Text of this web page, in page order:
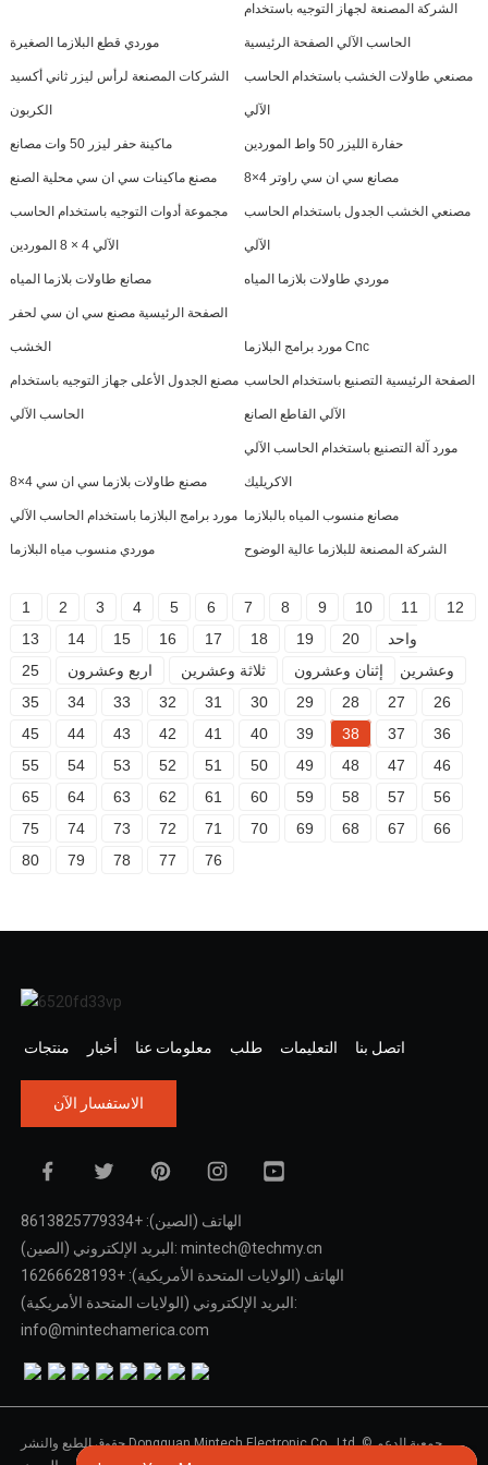
موردي قطع البلازما الصغيرة
الشركة المصنعة لجهاز التوجيه باستخدام
الحاسب الآلي الصفحة الرئيسية
الشركات المصنعة لرأس ليزر ثاني أكسيد
الكربون
مصنعي طاولات الخشب باستخدام الحاسب
الآلي
ماكينة حفر ليزر 50 وات مصانع حفارة الليزر 50 واط الموردين
مصنع ماكينات سي ان سي محلية الصنع مصانع سي ان سي راوتر 4×8
مجموعة أدوات التوجيه باستخدام الحاسب
الآلي 4 × 8 الموردين
مصنعي الخشب الجدول باستخدام الحاسب
الآلي
مصانع طاولات بلازما المياه موردي طاولات بلازما المياه
الصفحة الرئيسية مصنع سي ان سي لحفر
الخشب مورد برامج البلازما Cnc
مصنع الجدول الأعلى جهاز التوجيه باستخدام
الحاسب الآلي
الصفحة الرئيسية التصنيع باستخدام الحاسب
الآلي القاطع الصانع
مصنع طاولات بلازما سي ان سي 4×8
مورد آلة التصنيع باستخدام الحاسب الآلي
الاكريليك
مورد برامج البلازما باستخدام الحاسب الآلي مصانع منسوب المياه بالبلازما
موردي منسوب مياه البلازما الشركة المصنعة للبلازما عالية الوضوح
1 2 3 4 5 6 7 8 9 10 11
12
13
14 15 16 17 18 19 20
واحد
وعشرين
إثنان وعشرون ثلاثة وعشرين اربع وعشرون
25
26
27
28
29
30
31
32
33
34
35
36
37
38
39
40
41
42
43
44
45
46
47
48
49
50
51
52
53
54
55
56
57
58
59
60
61
62
63
64
65
66
67
68
69
70
71
72
73
74
75
76
77
78
79
80
منتجات أخبار معلومات عنا طلب التعليمات اتصل بنا
الاستفسار الآن
الهاتف (الصين): +8613825779334
البريد الإلكتروني (الصين): mintech@techmy.cn
الهاتف (الولايات المتحدة الأمريكية): +16266628193
البريد الإلكتروني (الولايات المتحدة الأمريكية):
info@mintechamerica.com
حقوق الطبع والنشر Dongguan Mintech Electronic Co., Ltd. © جمعية الدعم